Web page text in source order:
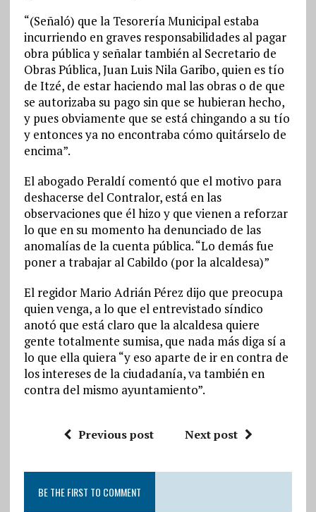
“(Señaló) que la Tesorería Municipal estaba
incurriendo en graves responsabilidades al pagar
obra pública y señalar también al Secretario de
Obras Pública, Juan Luis Nila Garibo, quien es tío
de Itzé, de estar haciendo mal las obras o de que
se autorizaba su pago sin que se hubieran hecho,
y pues obviamente que se está chingando a su tío
y entonces ya no encontraba cómo quitárselo de
encima”.
El abogado Peraldí comentó que el motivo para
deshacerse del Contralor, está en las
observaciones que él hizo y que vienen a reforzar
lo que en su momento ha denunciado de las
anomalías de la cuenta pública. “Lo demás fue
poner a trabajar al Cabildo (por la alcaldesa)”
El regidor Mario Adrián Pérez dijo que preocupa
quien venga, a lo que el entrevistado síndico
anotó que está claro que la alcaldesa quiere
gente totalmente sumisa, que nada más diga sí a
lo que ella quiera “y eso aparte de ir en contra de
los intereses de la ciudadanía, va también en
contra del mismo ayuntamiento”.
Previous post Next post
BE THE FIRST TO COMMENT